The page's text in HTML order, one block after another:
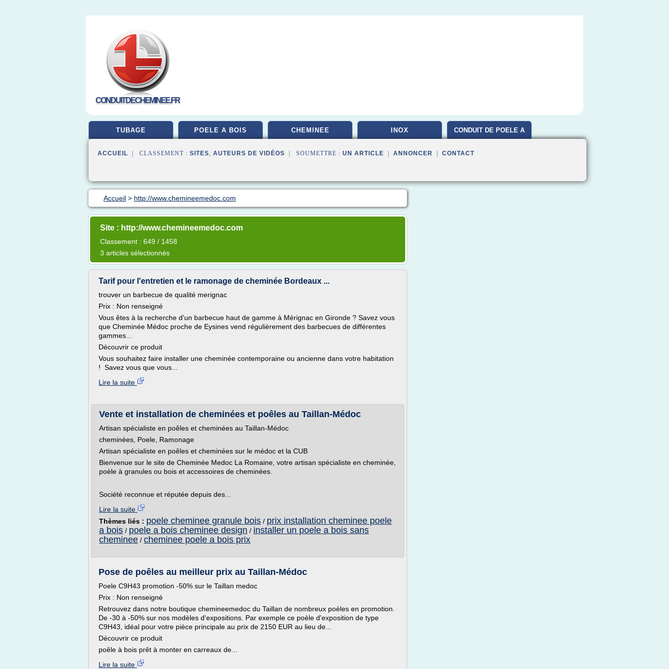
CONDUITDECHEMINEE.FR
TUBAGE POELE A BOIS CHEMINEE INOX CONDUIT DE POELE A
ACCUEIL | CLASSEMENT : SITES, AUTEURS DE VIDÉOS | SOUMETTRE : UN ARTICLE ANNONCER CONTACT
Accueil > http://www.chemineemedoc.com
Site : http://www.chemineemedoc.com
Classement : 649 / 1458
3 articles sélectionnés
Tarif pour l'entretien et le ramonage de cheminée Bordeaux ...
trouver un barbecue de qualité merignac
Prix : Non renseigné
Vous êtes à la recherche d'un barbecue haut de gamme à Mérignac en Gironde ? Savez vous
que Cheminée Médoc proche de Eysines vend régulièrement des barbecues de différentes
gammes...
Découvrir ce produit
Vous souhaitez faire installer une cheminée contemporaine ou ancienne dans votre habitation
! Savez vous que vous...
Lire la suite
Vente et installation de cheminées et poêles au Taillan-Médoc
Artisan spécialiste en poêles et cheminées au Taillan-Médoc
cheminées, Poele, Ramonage
Artisan spécialiste en poêles et cheminées sur le médoc et la CUB
Bienvenue sur le site de Cheminée Medoc La Romaine, votre artisan spécialiste en cheminée,
poèle à granules ou bois et accessoires de cheminées.
Société reconnue et réputée depuis des...
Lire la suite
Thèmes liés : poele cheminee granule bois / prix installation cheminee poele
a bois / poele a bois cheminee design / installer un poele a bois sans
cheminee / cheminee poele a bois prix
Pose de poêles au meilleur prix au Taillan-Médoc
Poele C9H43 promotion -50% sur le Taillan medoc
Prix : Non renseigné
Retrouvez dans notre boutique chemineemedoc du Taillan de nombreux poèles en promotion.
De -30 à -50% sur nos modèles d'expositions. Par exemple ce poèle d'exposition de type
C9H43, idéal pour votre pièce principale au prix de 2150 EUR au lieu de...
Découvrir ce produit
poêle à bois prêt à monter en carreaux de...
Lire la suite